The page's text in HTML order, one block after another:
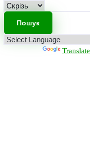
Translate